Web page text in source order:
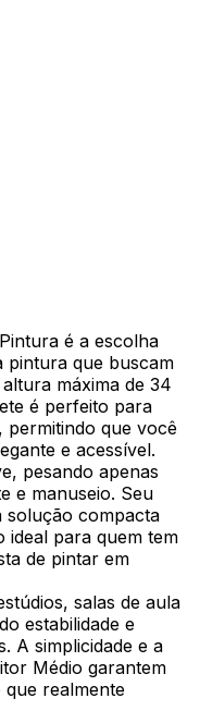
é a escolha
pintura que buscam
máxima de 34
é perfeito para
permitindo que você
e acessível.
pesando apenas
e manuseio. Seu
solução compacta
para quem tem
de pintar em
salas de aula
estabilidade e
A simplicidade e a
Médio garantem
realmente